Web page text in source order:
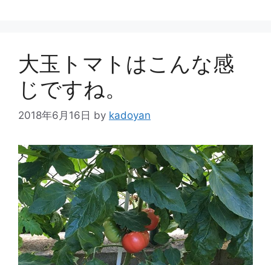
大玉トマトはこんな感
じですね。
2018年6月16日 by kadoyan